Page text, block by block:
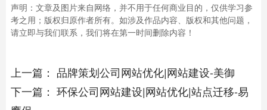
声明：文章及图片来自网络，并不用于任何商业目的，仅供学习参
考之用；版权归原作者所有。如涉及作品内容、版权和其他问题，
请立即与我们联系，我们将在第一时间删除内容！
上一篇： 品牌策划公司网站优化|网站建设-美御
下一篇： 环保公司网站建设|网站优化|站点迁移-易